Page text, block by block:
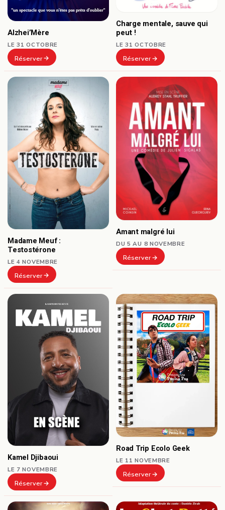
Alzhei’Mère
LE 31 OCTOBRE
Réserver
Charge mentale, sauve qui
peut !
LE 31 OCTOBRE
Réserver
Madame Meuf :
Testostérone
LE 4 NOVEMBRE
Réserver
Amant malgré lui
DU 5 AU 8 NOVEMBRE
Réserver
Kamel Djibaoui
LE 7 NOVEMBRE
Réserver
Road Trip Ecolo Geek
LE 11 NOVEMBRE
Réserver